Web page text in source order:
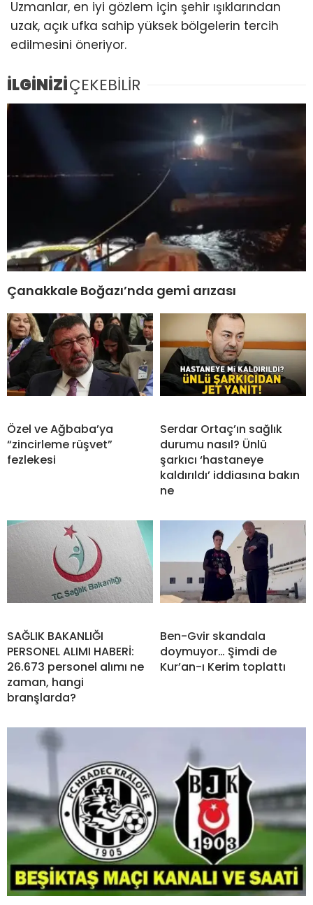
Uzmanlar, en iyi gözlem için şehir ışıklarından
uzak, açık ufka sahip yüksek bölgelerin tercih
edilmesini öneriyor.
İLGİNİZİÇEKEBİLİR
Çanakkale Boğazı’nda gemi arızası
Özel ve Ağbaba’ya
“zincirleme rüşvet”
fezlekesi
Serdar Ortaç’ın sağlık
durumu nasıl? Ünlü
şarkıcı ‘hastaneye
kaldırıldı’ iddiasına bakın
ne
SAĞLIK BAKANLIĞI
PERSONEL ALIMI HABERİ:
26.673 personel alımı ne
zaman, hangi
branşlarda?
Ben-Gvir skandala
doymuyor… Şimdi de
Kur’an-ı Kerim toplattı